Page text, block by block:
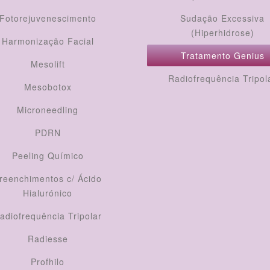
Harmonização Facial
Mesolift
Mesobotox
Microneedling
PDRN
Peeling Químico
c/ Ácido
Hialurónico
Tripolar
Radiesse
Profhilo
Sudação Excessiva
(Hiperhidrose)
Tratamento Genius
Radiofrequência